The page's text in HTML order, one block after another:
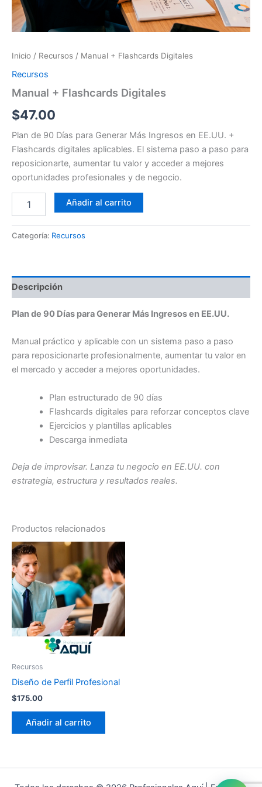
Inicio / Recursos / Manual + Flashcards Digitales
Recursos
Manual + Flashcards Digitales
$47.00
Plan de 90 Días para Generar Más Ingresos en EE.UU. +
Flashcards digitales aplicables. El sistema paso a paso para
reposicionarte, aumentar tu valor y acceder a mejores
oportunidades profesionales y de negocio.
Añadir al carrito
Categoría: Recursos
Descripción
Plan de 90 Días para Generar Más Ingresos en EE.UU.
Manual práctico y aplicable con un sistema paso a paso
para reposicionarte profesionalmente, aumentar tu valor en
el mercado y acceder a mejores oportunidades.
Plan estructurado de 90 días
Flashcards digitales para reforzar conceptos clave
Ejercicios y plantillas aplicables
Descarga inmediata
Deja de improvisar. Lanza tu negocio en EE.UU. con
estrategia, estructura y resultados reales.
Productos relacionados
Recursos
Diseño de Perfil Profesional
$175.00
Añadir al carrito